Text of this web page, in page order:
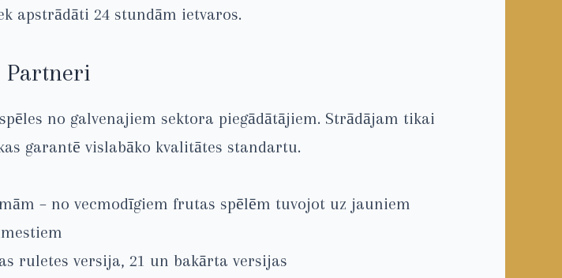
apstrādāti 24 stundām ietvaros.
Partneri
no galvenajiem sektora piegādātājiem. Strādājam tikai
garantē vislabāko kvalitātes standartu.
– no vecmodīgiem frutas spēlēm tuvojot uz jauniem
ruletes versija, 21 un bakārta versijas